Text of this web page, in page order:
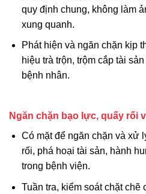
quy định chung, không làm
xung quanh.
Phát hiện và ngăn chặn kịp
hiệu trà trộn, trộm cắp tài
bệnh nhân.
Ngăn chặn bạo lực, quấy rối
Có mặt để ngăn chặn và xử
rối, phá hoại tài sản, hành
trong bệnh viện.
Tuần tra, kiểm soát chặt chẽ